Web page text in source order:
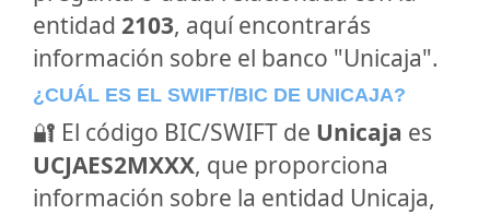
entidad 2103, aquí encontrarás
información sobre el banco "Unicaja".
¿CUÁL ES EL SWIFT/BIC DE UNICAJA?
🔐 El código BIC/SWIFT de Unicaja es
UCJAES2MXXX, que proporciona
información sobre la entidad Unicaja,